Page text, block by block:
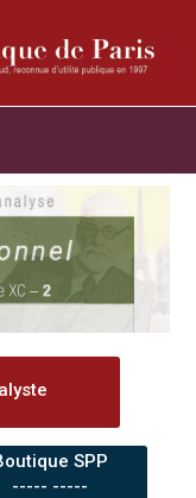
SPP
----- -----